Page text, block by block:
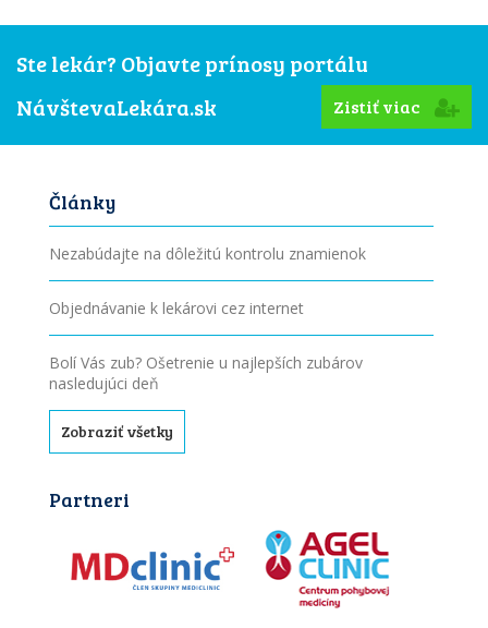
Ste lekár? Objavte prínosy portálu
NávštevaLekára.sk
Zistiť viac
Články
Nezabúdajte na dôležitú kontrolu znamienok
Objednávanie k lekárovi cez internet
Bolí Vás zub? Ošetrenie u najlepších zubárov
nasledujúci deň
Zobraziť všetky
Partneri